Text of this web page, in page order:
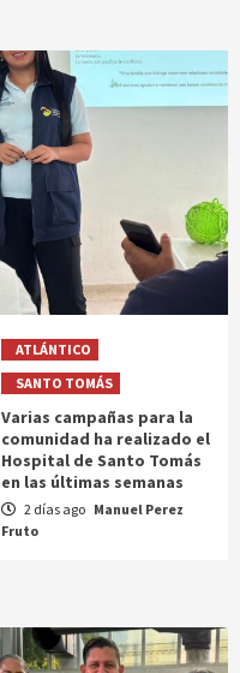
ATLÁNTICO
SANTO TOMÁS
Varias campañas para la
comunidad ha realizado el
Hospital de Santo Tomás
en las últimas semanas
2 días ago Manuel Perez
Fruto